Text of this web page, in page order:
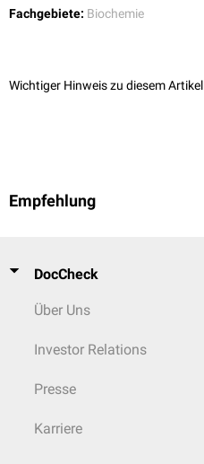
Fachgebiete: Biochemie
Wichtiger Hinweis zu diesem Artikel
Empfehlung
DocCheck
Über Uns
Investor Relations
Presse
Karriere